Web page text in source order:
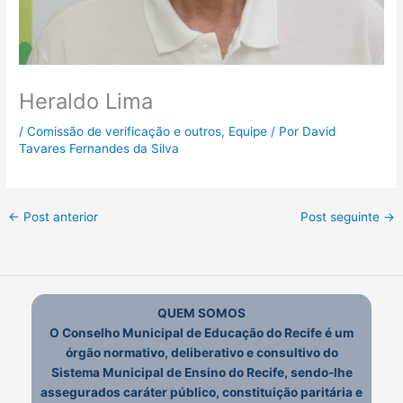
Heraldo Lima
/Comissão de verificação e outros, Equipe / Por David
Tavares Fernandes da Silva
← Post anterior Post seguinte →
QUEM SOMOS
O Conselho Municipal de Educação do Recife é um
órgão normativo, deliberativo e consultivo do
Sistema Municipal de Ensino do Recife, sendo-lhe
assegurados caráter público, constituição paritária e